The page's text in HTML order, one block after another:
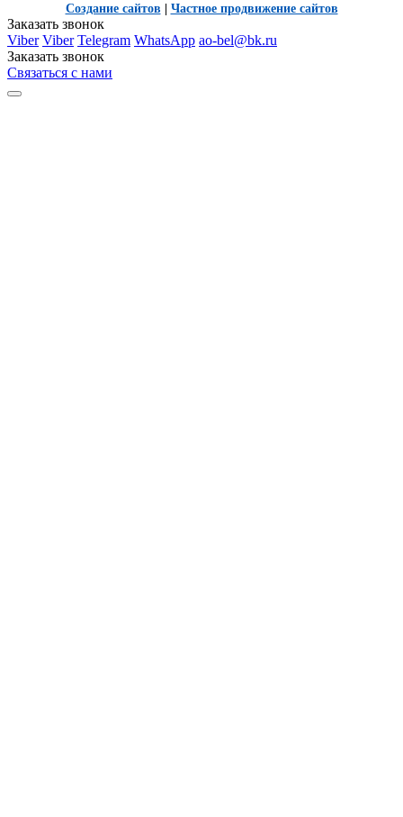
Создание сайтов Частное продвижение сайтов
Заказать звонок
Viber Viber Telegram WhatsApp ao-bel@bk.ru
Заказать звонок
Связаться с нами